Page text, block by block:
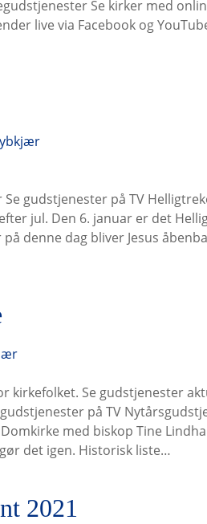
Se kirker med
live via Facebook og
gudstjenester på TV
jul. Den 6. januar er det
denne dag bliver Jesus
kirkefolket. Se gudstjenester
på TV
med biskop Tine
det igen. Historisk liste…
2021